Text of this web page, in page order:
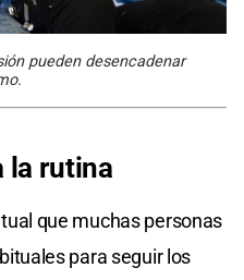
pueden desencadenar
la rutina
que muchas personas
para seguir los